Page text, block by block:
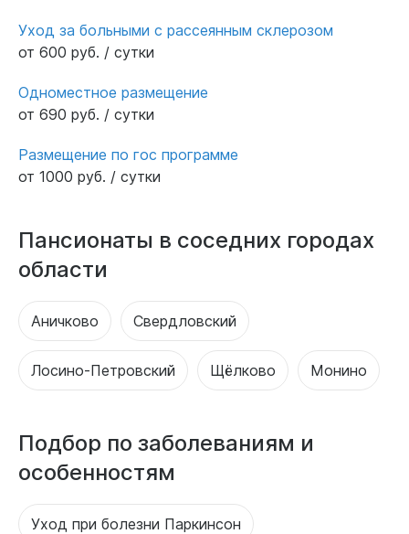
Уход за больными с рассеянным склерозом
от 600 руб. / сутки
Одноместное размещение
от 690 руб. / сутки
Размещение по гос программе
от 1000 руб. / сутки
Пансионаты в соседних городах
области
Аничково Свердловский
Лосино-Петровский Щёлково Монино
Подбор по заболеваниям и
особенностям
Уход при болезни Паркинсон